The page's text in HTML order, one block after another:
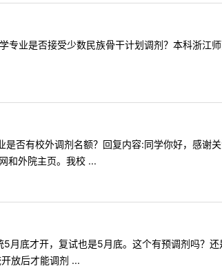
业是否接受少数民族骨干计划调剂？本科浙江
否有校外调剂名额？回复内容:同学你好，感谢
和外院主页。我校 ...
底才开，复试也是5月底。这个有预调剂吗？
放后才能调剂 ...